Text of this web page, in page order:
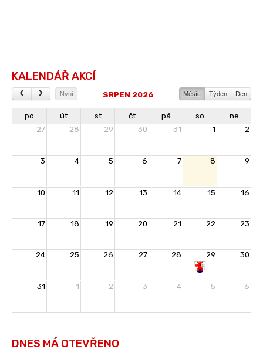
KALENDÁŘ AKCÍ
Nyní Měsíc Týden Den
SRPEN 2026
po út st čt pá so
ne
27
28 29 30 31 1 2
3 4 5 6 7 8 9
10 11 12 13 14 15 16
17 18 19 20 21 22 23
24 25 26 27 28 29
30
Rozloučení
31 1 2 3 4 5 6
DNES MÁ OTEVŘENO